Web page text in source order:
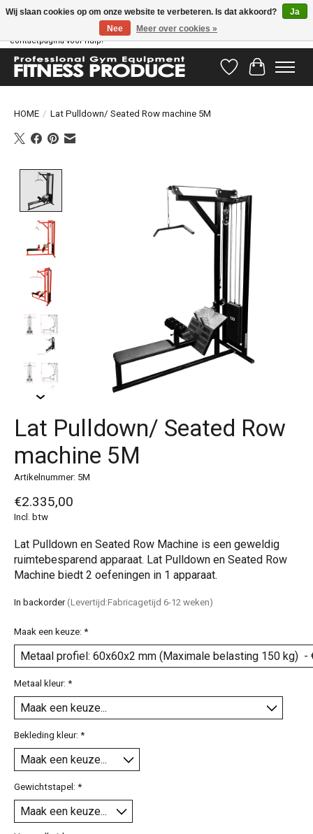
Vragen hebben? Ons supportteam staat klaar om u te helpen! Bezoek onze
contactpagina voor hulp!
Verlanglijst
HOME / Lat Pulldown/ Seated Row machine 5M
Lat Pulldown/ Seated Row
machine 5M
Artikelnummer: 5M
€2.335,00
Incl. btw
Lat Pulldown en Seated Row Machine is een geweldig
ruimtebesparend apparaat. Lat Pulldown en Seated Row
Machine biedt 2 oefeningen in 1 apparaat.
In backorder (Levertijd:Fabricagetijd 6-12 weken)
Maak een keuze: *
Metaal kleur: *
Bekleding kleur: *
Gewichtstapel: *
Wij slaan cookies op om onze website te verbeteren. Is dat akkoord?
Ja
Nee
Meer over cookies »